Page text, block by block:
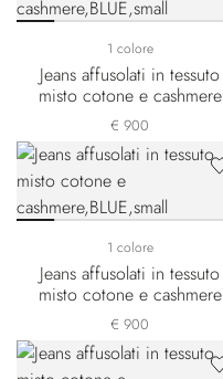
1 colore
Jeans affusolati in tessuto
misto cotone e cashmere
€ 900
1 colore
Jeans affusolati in tessuto
misto cotone e cashmere
€ 900